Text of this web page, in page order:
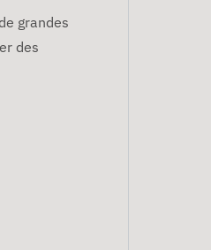
grandes
des